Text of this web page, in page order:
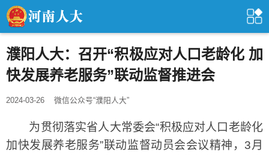
濮阳人大：召开“积极应对人口老龄化 加
快发展养老服务”联动监督推进会
2024-03-26 微信公众号“濮阳人大”
为贯彻落实省人大常委会“积极应对人口老龄化
加快发展养老服务”联动监督动员会会议精神，3月